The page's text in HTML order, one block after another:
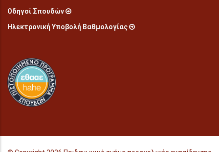
Οδηγοί Σπουδών
Ηλεκτρονική Υποβολή Βαθμολογίας